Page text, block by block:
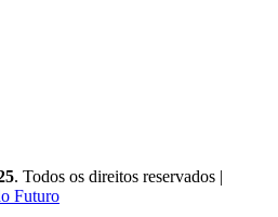
. Todos os direitos reservados |
Futuro